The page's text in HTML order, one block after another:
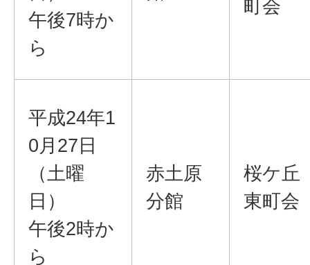
午後7時か
ら
町会
平成24年1
0月27日
（土曜
日）
午後2時か
ら
赤土原
分館
桜ケ丘
東町会